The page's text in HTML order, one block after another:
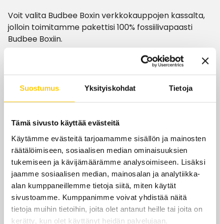
Suostumus Yksityiskohdat Tietoja
Tämä sivusto käyttää evästeitä
Käytämme evästeitä tarjoamamme sisällön ja mainosten
räätälöimiseen, sosiaalisen median ominaisuuksien
tukemiseen ja kävijämäärämme analysoimiseen. Lisäksi
jaamme sosiaalisen median, mainosalan ja analytiikka-
alan kumppaneillemme tietoja siitä, miten käytät
sivustoamme. Kumppanimme voivat yhdistää näitä
tietoja muihin tietoihin, joita olet antanut heille tai joita on
kerätty, kun olet käyttänyt heidän palvelujaan.
Voit valita Budbee Boxin verkkokauppojen kassalta,
jolloin toimitamme pakettisi 100% fossiilivapaasti
Budbee Boxiin.
Budbee Box on käytettävissä kauppakeskuksen
yleisten tilojen aukioloaikojen mukaan, ja voit vierailla
automaatilla lemmikin kanssa.
Aukioloajat
Tänään
7–21
ma-pe
7–21
la
su
11–18